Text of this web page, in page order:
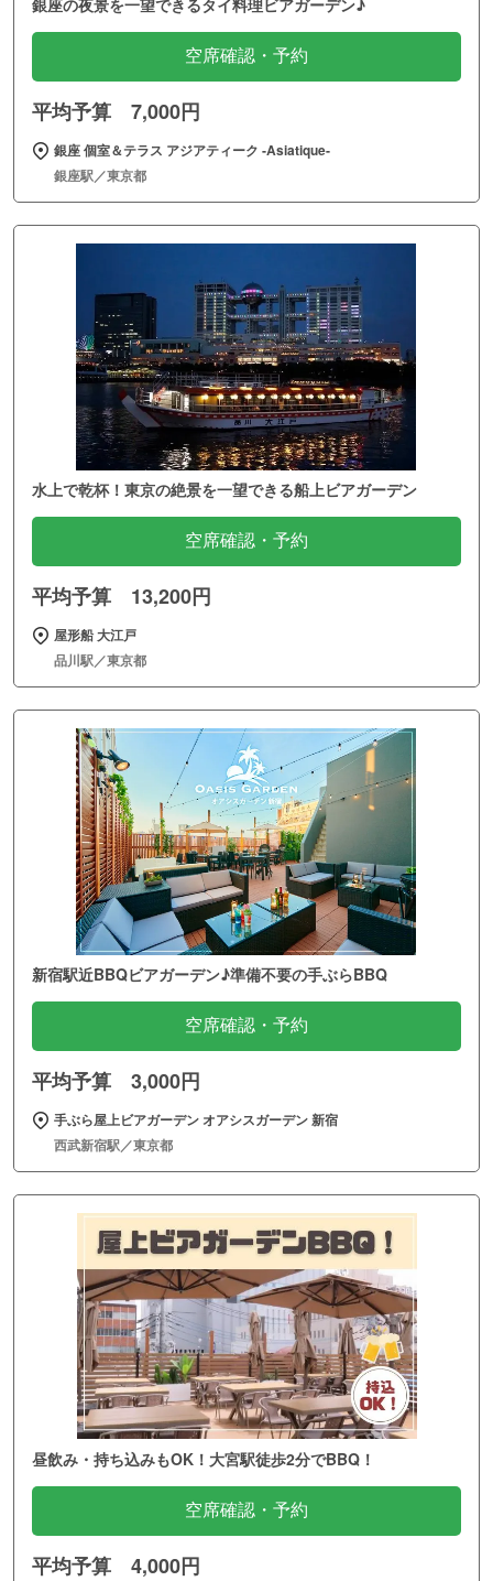
空席確認・予約
平均予算 7,000円
銀座 個室＆テラス アジアティーク ‐Asiatique‐
銀座駅／東京都
水上で乾杯！東京の絶景を一望できる船上ビアガーデン
空席確認・予約
平均予算 13,200円
屋形船 大江戸
品川駅／東京都
新宿駅近BBQビアガーデン♪準備不要の手ぶらBBQ
空席確認・予約
平均予算 3,000円
手ぶら屋上ビアガーデン オアシスガーデン 新宿
西武新宿駅／東京都
昼飲み・持ち込みもOK！大宮駅徒歩2分でBBQ！
空席確認・予約
平均予算 4,000円